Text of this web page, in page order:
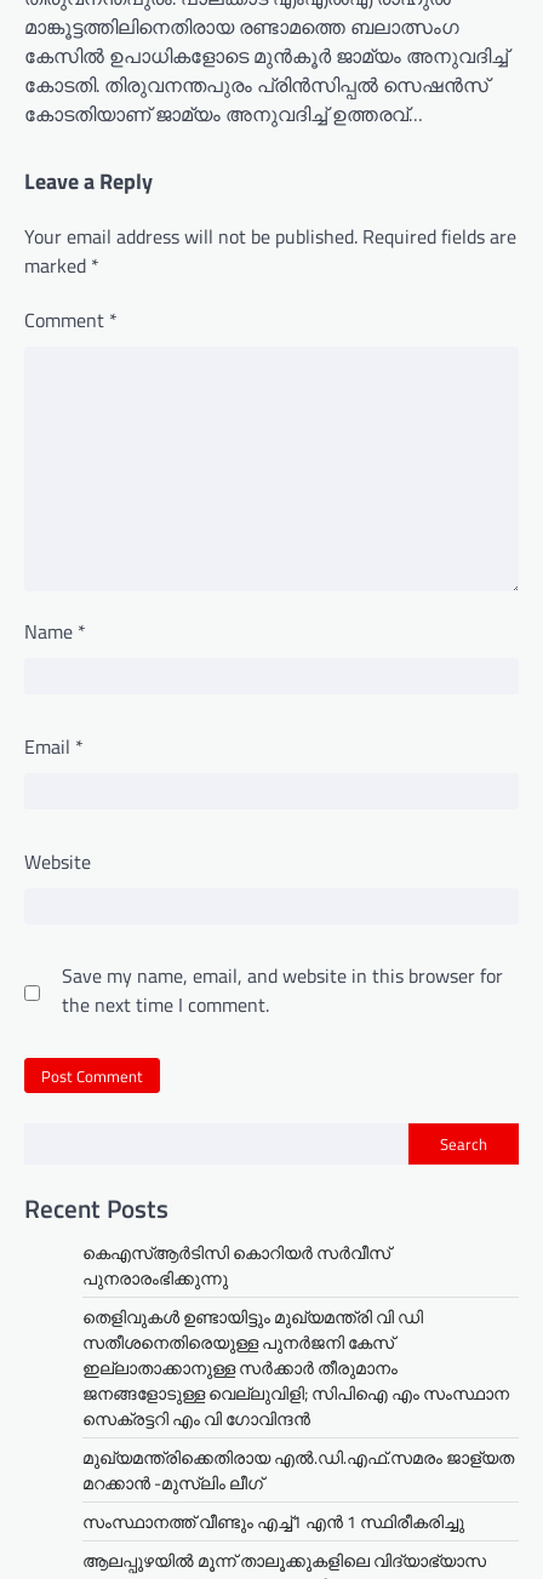
മാങ്കൂട്ടത്തിലിനെതിരായ രണ്ടാമത്തെ ബലാത്സം​ഗ
കേസിൽ ഉപാധികളോടെ മുൻകൂർ ജാമ്യം അനുവദിച്ച്
കോടതി. തിരുവനന്തപുരം പ്രിൻസിപ്പൽ സെഷൻസ്
കോടതിയാണ് ജാമ്യം അനുവദിച്ച് ഉത്തരവ്…
Leave a Reply
Your email address will not be published. Required fields are
marked *
Comment *
Name *
Email *
Website
Save my name, email, and website in this browser for
the next time I comment.
Search
Recent Posts
കെഎസ്ആർടിസി കൊറിയർ സര്‍വീസ്
പുനരാരംഭിക്കുന്നു
തെളിവുകൾ ഉണ്ടായിട്ടും മുഖ്യമന്ത്രി വി ഡി
സതീശനെതിരെയുള്ള പുനർജനി കേസ്
ഇല്ലാതാക്കാനുള്ള സർക്കാർ തീരുമാനം
ജനങ്ങളോടുള്ള വെല്ലുവിളി; സിപിഐ എം സംസ്ഥാന
സെക്രട്ടറി എം വി ഗോവിന്ദൻ
മുഖ്യമന്ത്രിക്കെതിരായ എൽ.ഡി.എഫ്.സമരം ജാള്യത
മറക്കാൻ -മുസ്‌ലിം ലീഗ്
സംസ്ഥാനത്ത് വീണ്ടും എച്ച്1 എന്‍ 1 സ്ഥിരീകരിച്ചു
ആലപ്പുഴയിൽ മൂന്ന് താലൂക്കുകളിലെ വിദ്യാഭ്യാസ